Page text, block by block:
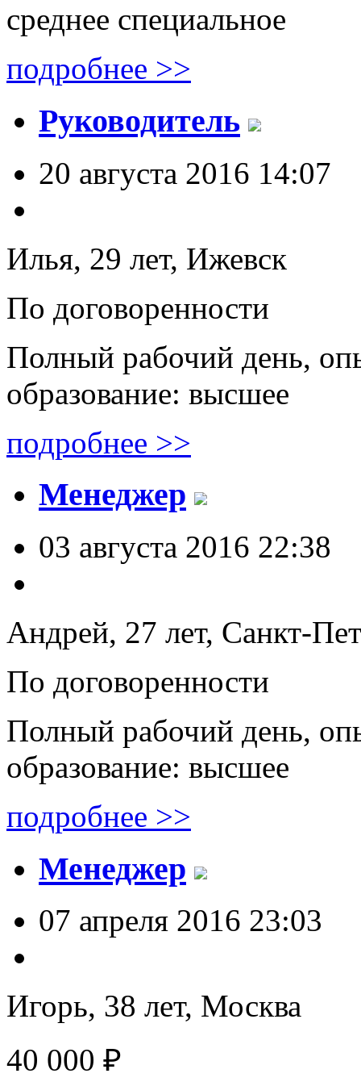
среднее специальное
подробнее >>
Руководитель
20 августа 2016 14:07
Илья, 29 лет, Ижевск
По договоренности
Полный рабочий день,
образование: высшее
подробнее >>
Менеджер
03 августа 2016 22:38
Андрей, 27 лет, Санкт-
По договоренности
Полный рабочий день,
образование: высшее
подробнее >>
Менеджер
07 апреля 2016 23:03
Игорь, 38 лет, Москва
40 000 ₽